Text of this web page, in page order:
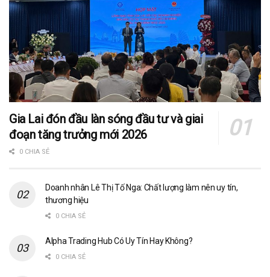
Gia Lai đón đầu làn sóng đầu tư và giai
đoạn tăng trưởng mới 2026
0 CHIA SẺ
Doanh nhân Lê Thị Tố Nga: Chất lượng làm nên uy tín,
thương hiệu
0 CHIA SẺ
Alpha Trading Hub Có Uy Tín Hay Không?
0 CHIA SẺ